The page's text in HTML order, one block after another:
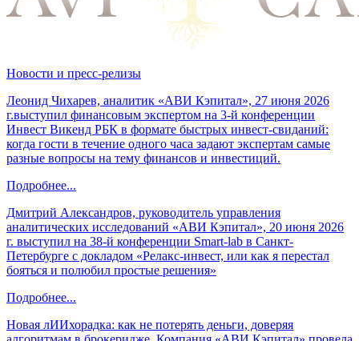
Новости и пресс-релизы
Леонид Чихарев, аналитик «АВИ Кэпитал», 27 июня 2026
г.выступил финансовым экспертом на 3-й конференции
Инвест Викенд РБК в формате быстрых инвест-свиданий:
когда гости в течение одного часа задают экспертам самые
разные вопросы на тему финансов и инвестиций.
Подробнее...
Дмитрий Александров, руководитель управления
аналитических исследований «АВИ Кэпитал», 20 июня 2026
г. выступил на 38-й конференции Smart-lab в Санкт-
Петербурге с докладом «Релакс-инвест, или как я перестал
бояться и полюбил простые решения»
Подробнее...
Новая лИИхорадка: как не потерять деньги, доверяя